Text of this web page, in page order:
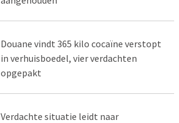
Douane vindt 365 kilo cocaïne verstopt
in verhuisboedel, vier verdachten
opgepakt
Verdachte situatie leidt naar